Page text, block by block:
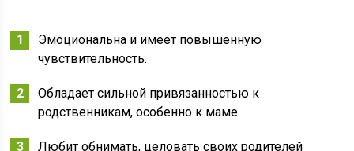
Эмоциональна и имеет повышенную
чувствительность.
Обладает сильной привязанностью к
родственникам, особенно к маме.
Любит обнимать, целовать своих родителей